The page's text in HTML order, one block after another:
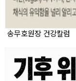
송무호원장 건강칼럼